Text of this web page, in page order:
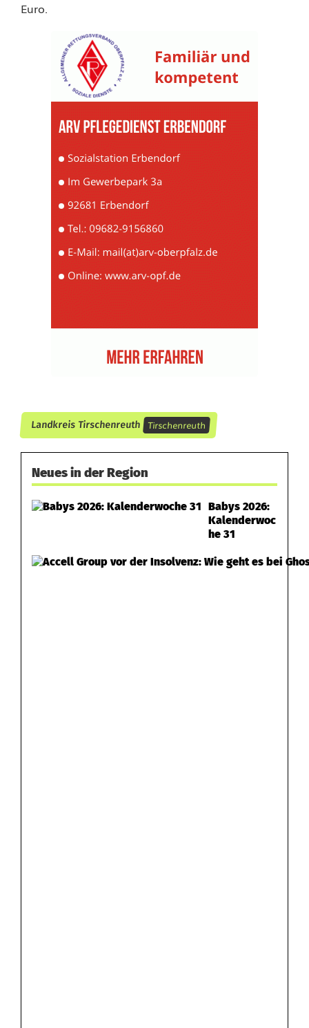
s
Euro.
Landkreis Tirschenreuth Tirschenreuth
Neues in der Region
Babys 2026:
Kalenderwoc
he 31